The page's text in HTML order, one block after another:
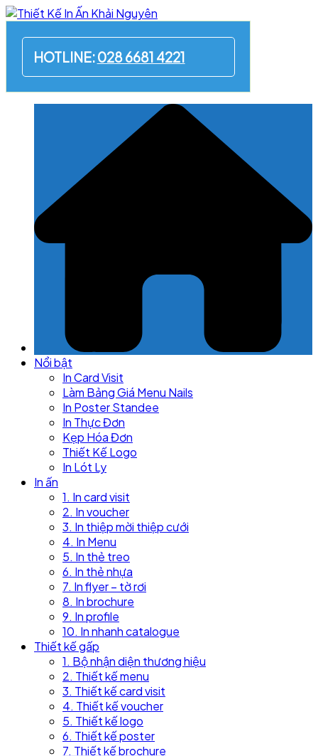
Skip
content
HOTLINE:028 6681 4221
Nổi bật
In Card Visit
Làm Bảng Giá Menu Nails
In Poster Standee
In Thực Đơn
Kẹp Hóa Đơn
Thiết Kế Logo
In Lót Ly
In ấn
1. In card visit
2. In voucher
3. In thiệp mời thiệp cưới
4. In Menu
5. In thẻ treo
6. In thẻ nhựa
7. In flyer – tờ rơi
8. In brochure
9. In profile
10. In nhanh catalogue
Thiết kế gấp
1. Bộ nhận diện thương hiệu
2. Thiết kế menu
3. Thiết kế card visit
4. Thiết kế voucher
5. Thiết kế logo
6. Thiết kế poster
7. Thiết kế brochure